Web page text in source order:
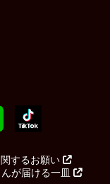
するお願い
が届ける一皿